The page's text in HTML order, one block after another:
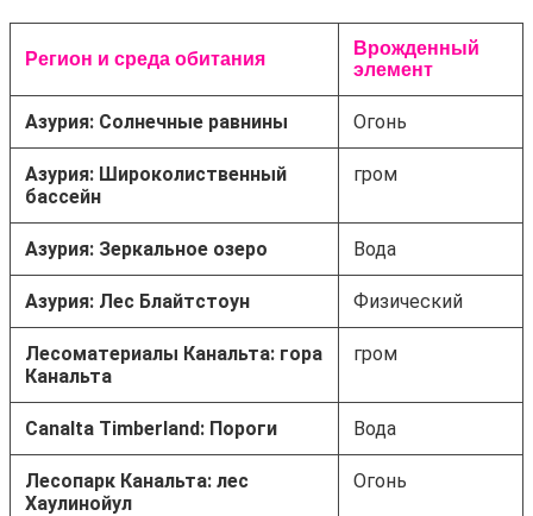
Регион и среда обитания
Врожденный
элемент
Азурия: Солнечные равнины Огонь
Азурия: Широколиственный
бассейн
гром
Азурия: Зеркальное озеро Вода
Азурия: Лес Блайтстоун Физический
Лесоматериалы Канальта: гора
Канальта
гром
Canalta Timberland: Пороги Вода
Лесопарк Канальта: лес
Хаулинойул
Огонь